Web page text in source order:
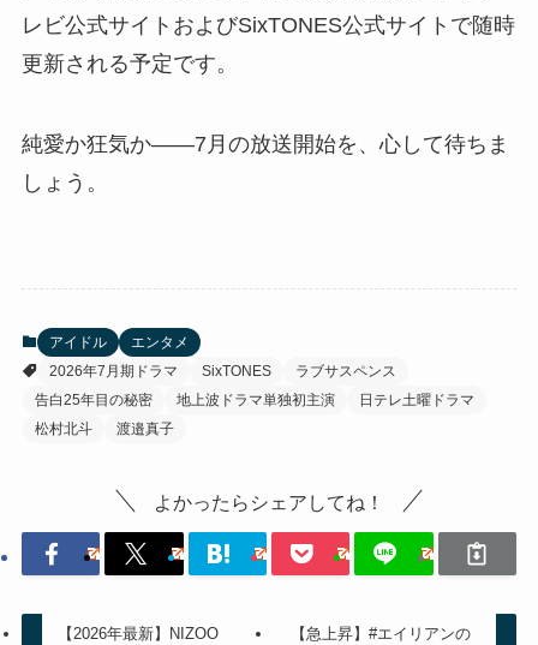
レビ公式サイトおよびSixTONES公式サイトで随時
更新される予定です。
純愛か狂気か――7月の放送開始を、心して待ちま
しょう。
アイドル
エンタメ
2026年7月期ドラマ
SixTONES
ラブサスペンス
告白25年目の秘密
地上波ドラマ単独初主演
日テレ土曜ドラマ
松村北斗
渡邉真子
よかったらシェアしてね！
【2026年最新】NIZOO
【急上昇】#エイリアンの